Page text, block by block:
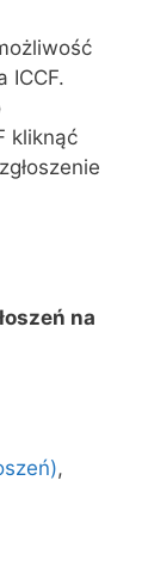
ICCF.
kliknąć
na
,